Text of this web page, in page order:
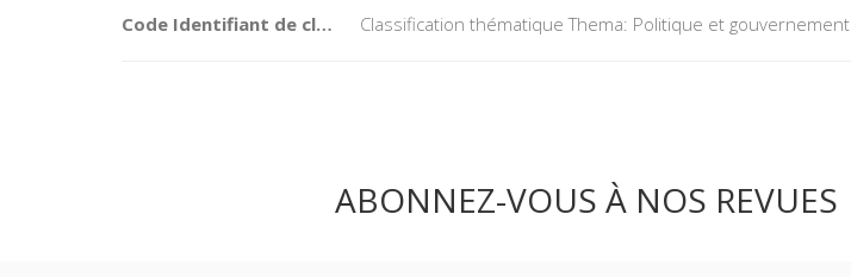
Code Identifiant de classement sujet
Classification thématique Thema: Politique et gouvernement
ABONNEZ-VOUS À NOS REVUES